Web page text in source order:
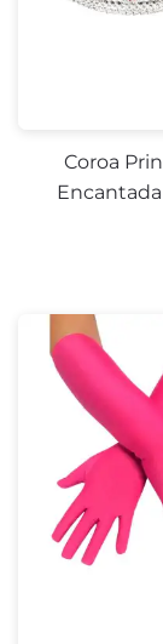
Coroa
Encantada